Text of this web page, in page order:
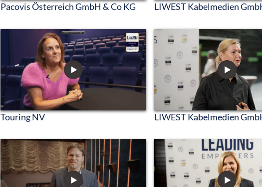
Pacovis Österreich GmbH & Co KG LIWEST Kabelmedien
Touring NV LIWEST Kabelmedien